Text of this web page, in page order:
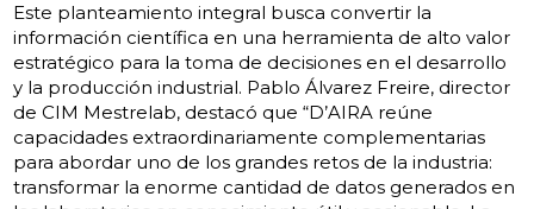
Este planteamiento integral busca convertir la
información científica en una herramienta de alto valor
estratégico para la toma de decisiones en el desarrollo
y la producción industrial. Pablo Álvarez Freire, director
de CIM Mestrelab, destacó que “D’AIRA reúne
capacidades extraordinariamente complementarias
para abordar uno de los grandes retos de la industria:
transformar la enorme cantidad de datos generados en